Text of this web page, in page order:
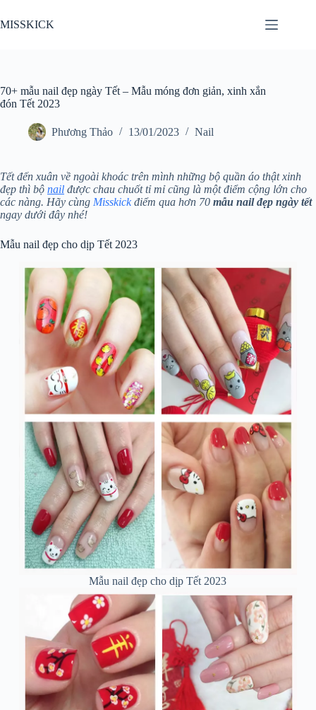
đến
phần
MISSKICK
70+ mẫu nail đẹp ngày Tết – Mẫu móng đơn giản, xinh xắn
đón Tết 2023
Phương Thảo 13/01/2023 Nail
Tết đến xuân về ngoài khoác trên mình những bộ quần áo thật xinh
đẹp thì bộ nail được chau chuốt tỉ mỉ cũng là một điểm cộng lớn cho
các nàng. Hãy cùng Misskickđiểm qua hơn 70 mẫu nail đẹp ngày tết
ngay dưới đây nhé!
Mẫu nail đẹp cho dịp Tết 2023
Mẫu nail đẹp cho dịp Tết 2023